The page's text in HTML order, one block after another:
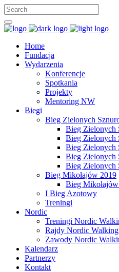
Home
Fundacja
Wydarzenia
Konferencje
Spotkania
Projekty
Mentoring NW
Biegi
Bieg Zielonych
Bieg Zielonych
Bieg Zielonych
Bieg Zielonych
Bieg Zielonych
Bieg Zielonych
Bieg Mikołajów 2019
Bieg
I Bieg Azotowy
Treningi
Nordic
Treningi Nordic
Rajdy Nordic Walking
Zawody Nordic
Kalendarz
Partnerzy
Kontakt